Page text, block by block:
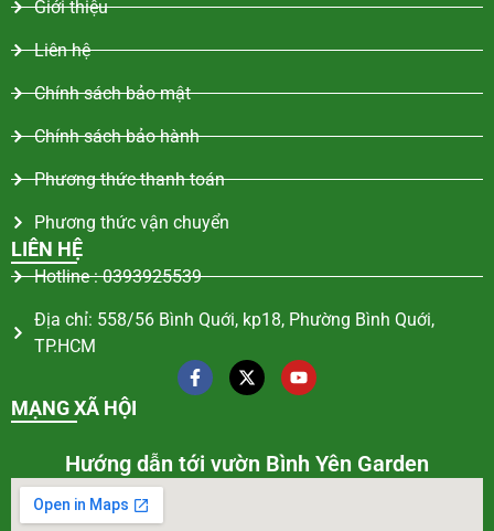
Giới thiệu
Liên hệ
Chính sách bảo mật
Chính sách bảo hành
Phương thức thanh toán
Phương thức vận chuyển
LIÊN HỆ
Hotline : 0393925539
Địa chỉ: 558/56 Bình Quới, kp18, Phường Bình Quới,
TP.HCM
MẠNG XÃ HỘI
Hướng dẫn tới vườn Bình Yên Garden